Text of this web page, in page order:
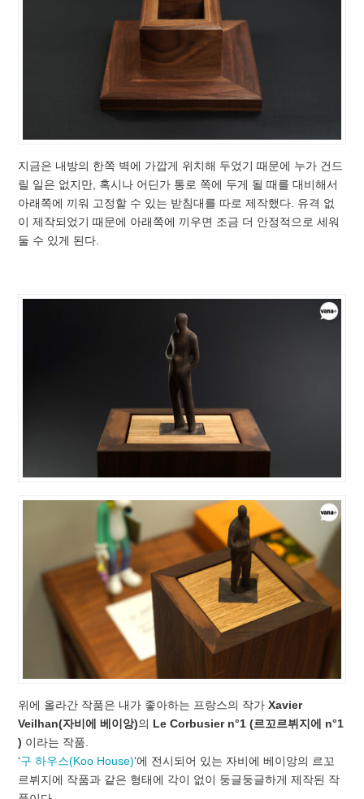
지금은 내방의 한쪽 벽에 가깝게 위치해 두었기 때문에 누가 건드
릴 일은 없지만, 혹시나 어딘가 통로 쪽에 두게 될 때를 대비해서
아래쪽에 끼워 고정할 수 있는 받침대를 따로 제작했다. 유격 없
이 제작되었기 때문에 아래쪽에 끼우면 조금 더 안정적으로 세워
둘 수 있게 된다.
위에 올라간 작품은 내가 좋아하는 프랑스의 작가Xavier
Veilhan(자비에 베이앙)의 Le Corbusier n°1 (르꼬르뷔지에 n°1
) 이라는 작품.
‘구 하우스(Koo House)‘에 전시되어 있는 자비에 베이앙의 르꼬
르뷔지에 작품과 같은 형태에 각이 없이 둥글둥글하게 제작된 작